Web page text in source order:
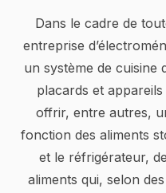
Dans le cadre de
entreprise
un système de cuisine
placards et
offrir, entre autres,
fonction des aliments
et le réfrigérateur,
aliments qui, selon